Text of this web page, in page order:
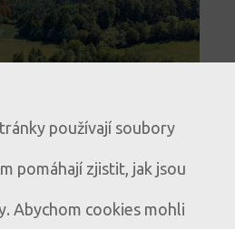
Kašperk
pro rodinný dům i
používají soubory
pomáhají zjistit, jak jsou
Abychom cookies mohli